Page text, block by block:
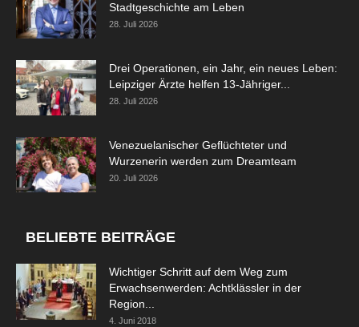
Stadtgeschichte am Leben
28. Juli 2026
Drei Operationen, ein Jahr, ein neues Leben:
Leipziger Ärzte helfen 13-Jähriger...
28. Juli 2026
Venezuelanischer Geflüchteter und
Wurzenerin werden zum Dreamteam
20. Juli 2026
BELIEBTE BEITRÄGE
Wichtiger Schritt auf dem Weg zum
Erwachsenwerden: Achtklässler in der
Region...
4. Juni 2018